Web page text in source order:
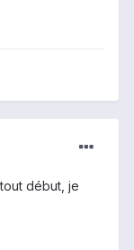
début, je